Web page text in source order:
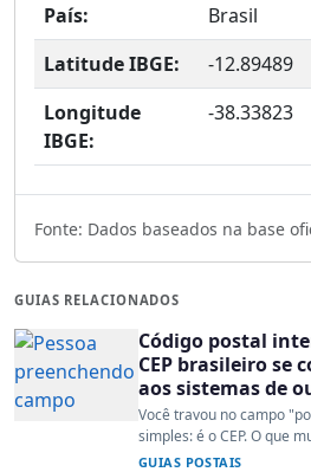
País:
Brasil
Latitude IBGE:
-12.89489
Longitude
IBGE:
-38.33823
Fonte: Dados baseados na base
GUIAS RELACIONADOS
Código postal
CEP brasileiro se
aos sistemas de
Você travou no campo
simples: é o CEP. O que
GUIAS POSTAIS